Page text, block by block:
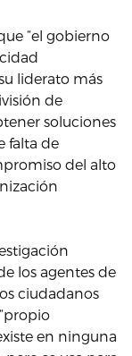
“el gobierno
liderato más
de
soluciones
falta de
del alto
los agentes de
ciudadanos
en ninguna